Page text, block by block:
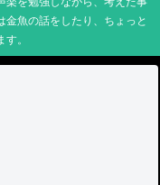
魚の話をしたり、ちょっと
。